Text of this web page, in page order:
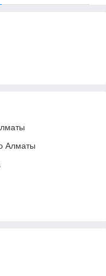
Алматы